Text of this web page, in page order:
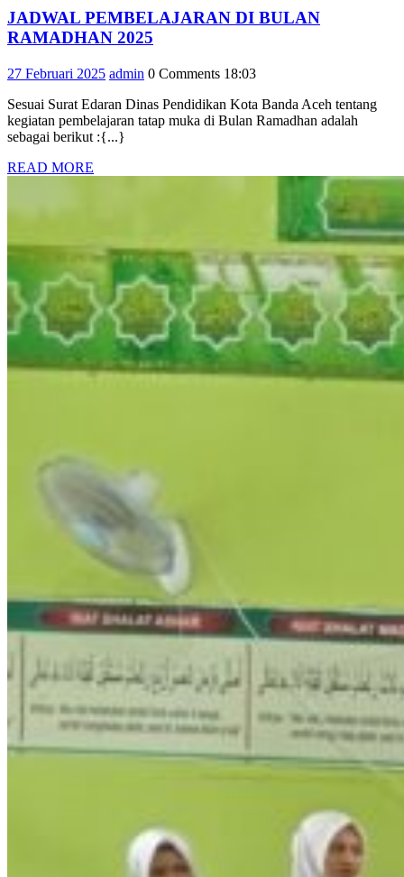
JADWAL PEMBELAJARAN DI BULAN
RAMADHAN 2025
DI
BULAN
RAMADHAN
27 Februari 202527
2025
admin admin
0 Comments 18:03
Sesuai Surat Edaran Dinas Pendidikan Kota Banda Aceh tentang
kegiatan pembelajaran tatap muka di Bulan Ramadhan adalah
sebagai berikut :{...}
READ MORE